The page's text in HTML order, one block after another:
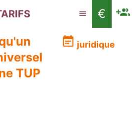
€
TUP
juridique